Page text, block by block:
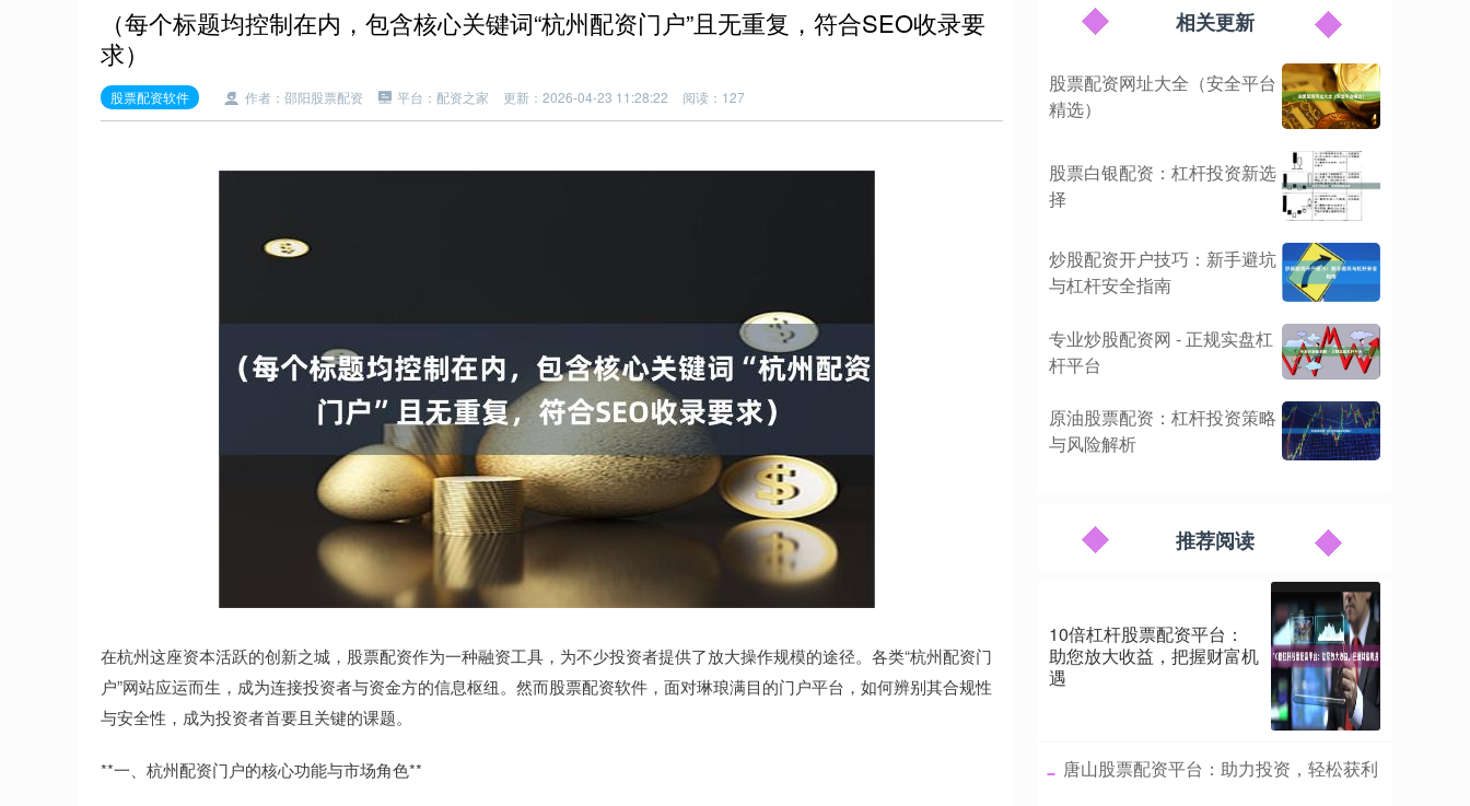
（每个标题均控制在内，包含核心关键词“杭州配资门户”且无重复，符合SEO收录要
求）
股票配资软件 作者：邵阳股票配资 平台：配资之家 更新：2026-04-23 11:28:22 阅读：127
在杭州这座资本活跃的创新之城，股票配资作为一种融资工具，为不少投资者提供了放大操作规模的途径。各类“杭州配资门
户”网站应运而生，成为连接投资者与资金方的信息枢纽。然而股票配资软件，面对琳琅满目的门户平台，如何辨别其合规性
与安全性，成为投资者首要且关键的课题。
**一、杭州配资门户的核心功能与市场角色**
相关更新
股票配资网址大全（安全平台
精选）
股票白银配资：杠杆投资新选
择
炒股配资开户技巧：新手避坑
与杠杆安全指南
专业炒股配资网 - 正规实盘杠
杆平台
原油股票配资：杠杆投资策略
与风险解析
推荐阅读
10倍杠杆股票配资平台：
助您放大收益，把握财富机
遇
​唐山股票配资平台：助力投资，轻松获利